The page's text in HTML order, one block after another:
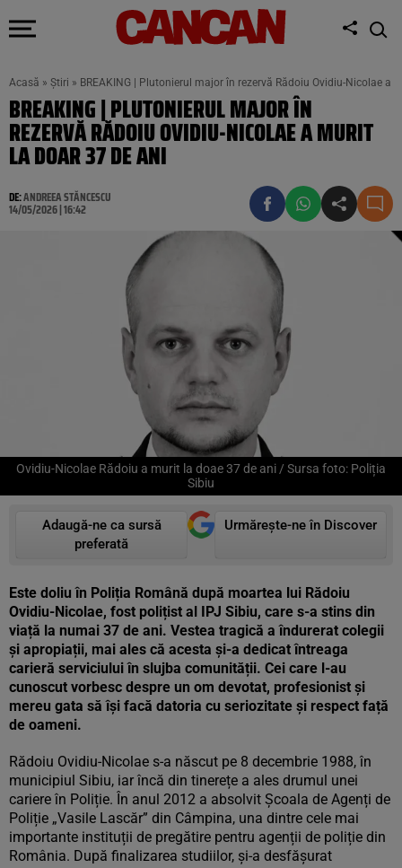
Acasă » Știri » BREAKING | Plutonierul major în rezervă Rădoiu Ovidiu-Nicolae a
BREAKING | PLUTONIERUL MAJOR ÎN
REZERVĂ RĂDOIU OVIDIU-NICOLAE A MURIT
LA DOAR 37 DE ANI
DE:ANDREEA STĂNCESCU
14/05/2026 | 16:42
Ovidiu-Nicolae Rădoiu a murit la doae 37 de ani / Sursa foto: Poliția
Sibiu
Adaugă-ne ca sursă
preferată
Urmărește-ne în Discover
Este doliu în Poliția Română după moartea lui Rădoiu
Ovidiu-Nicolae, fost polițist al IPJ Sibiu, care s-a stins din
viață la numai 37 de ani. Vestea tragică a îndurerat colegii
și apropiații, mai ales că acesta și-a dedicat întreaga
carieră serviciului în slujba comunității. Cei care l-au
cunoscut vorbesc despre un om devotat, profesionist și
mereu gata să își facă datoria cu seriozitate și respect față
de oameni.
Rădoiu Ovidiu-Nicolae s-a născut pe 8 decembrie 1988, în
municipiul Sibiu, iar încă din tinerețe a ales drumul unei
cariere în Poliție. În anul 2012 a absolvit Școala de Agenți de
Poliție „Vasile Lascăr” din Câmpina, una dintre cele mai
importante instituții de pregătire pentru agenții de poliție din
România. După finalizarea studiilor, și-a desfășurat